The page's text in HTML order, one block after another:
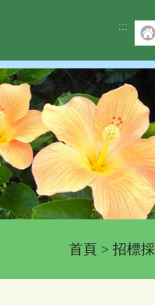
:::
首頁 > 招標